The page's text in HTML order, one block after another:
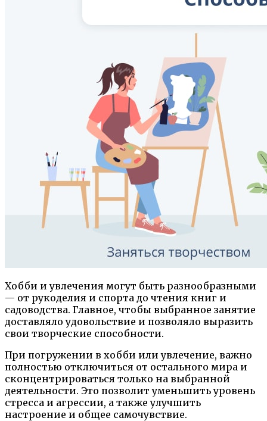
Хобби и увлечения могут быть разнообразными
— от рукоделия и спорта до чтения книг и
садоводства. Главное, чтобы выбранное занятие
доставляло удовольствие и позволяло выразить
свои творческие способности.
При погружении в хобби или увлечение, важно
полностью отключиться от остального мира и
сконцентрироваться только на выбранной
деятельности. Это позволит уменьшить уровень
стресса и агрессии, а также улучшить
настроение и общее самочувствие.